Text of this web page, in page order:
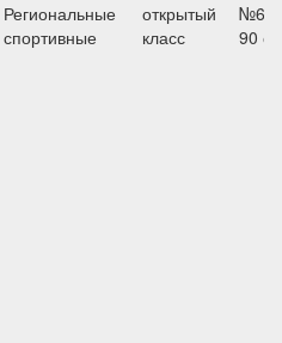
Региональные
спортивные
открытый
класс
№6,
90 см